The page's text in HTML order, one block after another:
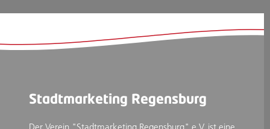
Stadtmarketing Regensburg